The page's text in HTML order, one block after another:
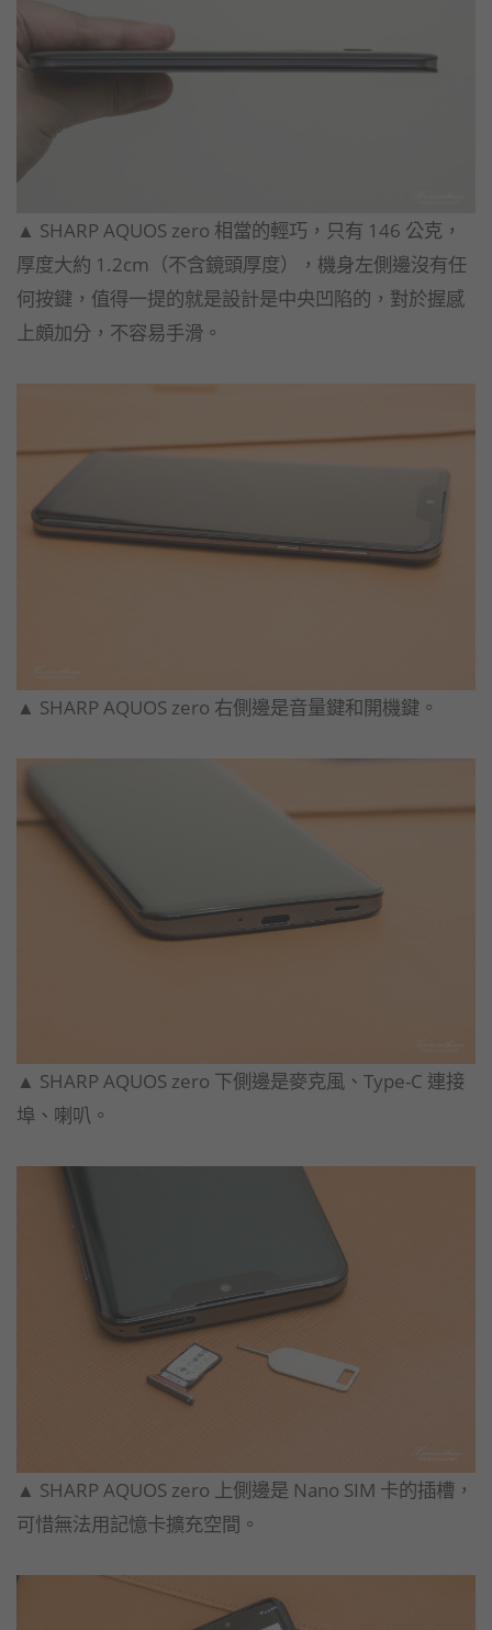
▲ SHARP AQUOS zero 相當的輕巧，只有 146 公克，
厚度大約 1.2cm（不含鏡頭厚度），機身左側邊沒有任
何按鍵， 值得一提的就是設計是中央凹陷的，對於握感
上頗加分， 不容易手滑。
▲ SHARP AQUOS zero 右側邊是音量鍵和開機鍵。
▲ SHARP AQUOS zero 下側邊是麥克風、Type-C 連接
埠、喇叭。
▲ SHARP AQUOS zero 上側邊是 Nano SIM 卡的插槽，
可惜無法用記憶卡擴充空間。